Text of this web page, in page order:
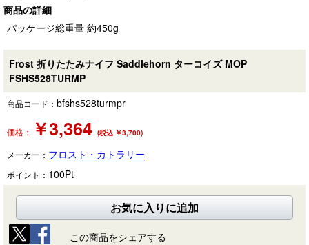
商品の詳細
パッケージ総重量 約450g
Frost 折りたたみナイフ Saddlehorn ターコイズ MOP
FSHS528TURMP
商品コード： bfshs528turmpr
価格： ￥3,364 (税込 ￥3,700)
メーカー： フロスト・カトラリー
ポイント： 100Pt
お気に入りに追加
この商品をシェアする